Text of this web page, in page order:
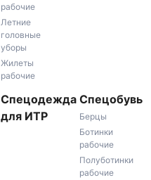
рабочие
Летние
головные
уборы
Жилеты
рабочие
Спецодежда
для ИТР
Спецобувь
Берцы
Ботинки
рабочие
Полуботинки
рабочие